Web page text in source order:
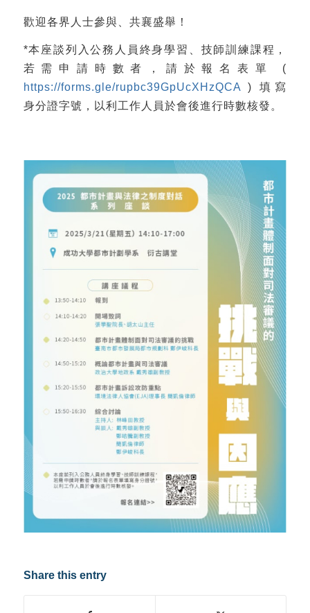
歡迎各界人士參與、共襄盛舉！
*本座談列入公務人員終身學習、技師訓練課程，
若需申請時數者，請於報名表單 (
https://forms.gle/rupbc39GpUcXHzQCA ) 填寫
身分證字號，以利工作人員於會後進行時數核發。
Share this entry